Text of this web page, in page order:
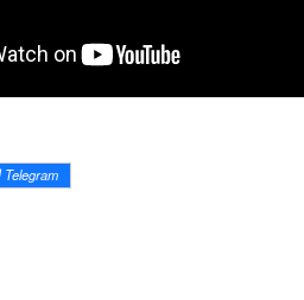
Telegram